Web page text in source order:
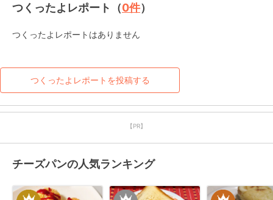
つくったよレポート（0件）
つくったよレポートはありません
つくったよレポートを投稿する
【PR】
チーズパンの人気ランキング